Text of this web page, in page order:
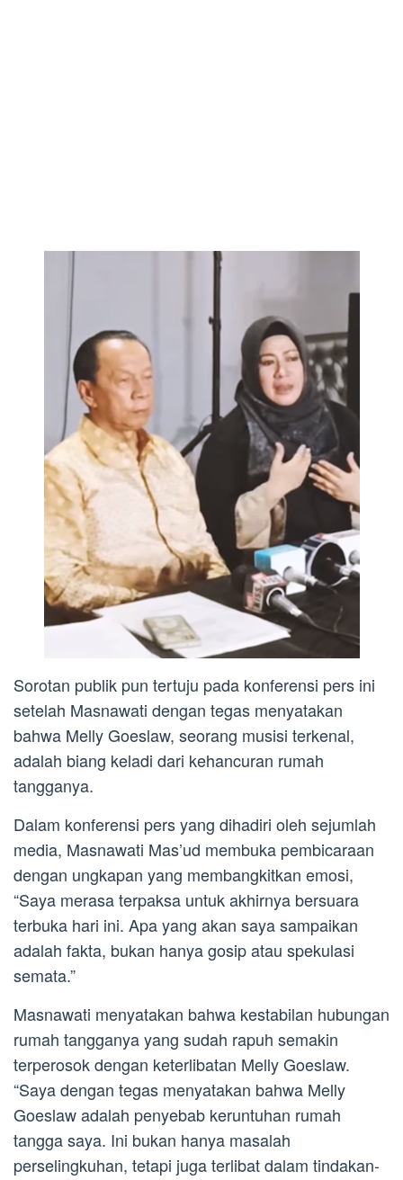
Sorotan publik pun tertuju pada konferensi pers ini
setelah Masnawati dengan tegas menyatakan
bahwa Melly Goeslaw, seorang musisi terkenal,
adalah biang keladi dari kehancuran rumah
tangganya.
Dalam konferensi pers yang dihadiri oleh sejumlah
media, Masnawati Mas’ud membuka pembicaraan
dengan ungkapan yang membangkitkan emosi,
“Saya merasa terpaksa untuk akhirnya bersuara
terbuka hari ini. Apa yang akan saya sampaikan
adalah fakta, bukan hanya gosip atau spekulasi
semata.”
Masnawati menyatakan bahwa kestabilan hubungan
rumah tangganya yang sudah rapuh semakin
terperosok dengan keterlibatan Melly Goeslaw.
“Saya dengan tegas menyatakan bahwa Melly
Goeslaw adalah penyebab keruntuhan rumah
tangga saya. Ini bukan hanya masalah
perselingkuhan, tetapi juga terlibat dalam tindakan-